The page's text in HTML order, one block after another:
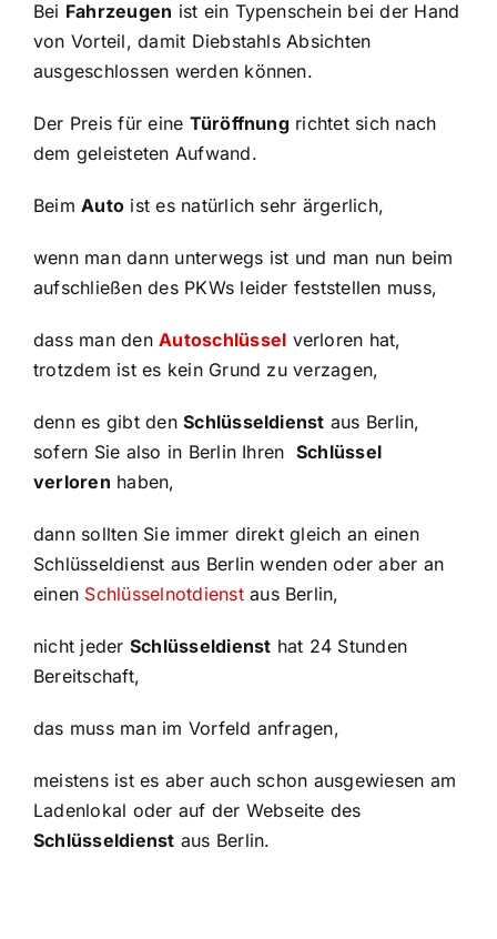
Bei Fahrzeugen ist ein Typenschein bei der Hand
von Vorteil, damit Diebstahls Absichten
ausgeschlossen werden können.
Der Preis für eine Türöffnungrichtet sich nach
dem geleisteten Aufwand.
BeimAuto ist es natürlich sehr ärgerlich,
wenn man dann unterwegs ist und man nun beim
aufschließen des PKWs leider feststellen muss,
dass man denAutoschlüssel verloren hat,
trotzdem ist es kein Grund zu verzagen,
denn es gibt denSchlüsseldienst aus Berlin,
sofern Sie also in Berlin Ihren Schlüssel
verloren haben,
dann sollten Sie immer direkt gleich an einen
Schlüsseldienst aus Berlin wenden oder aber an
einen Schlüsselnotdienstaus Berlin,
nicht jeder Schlüsseldienst hat 24 Stunden
Bereitschaft,
das muss man im Vorfeld anfragen,
meistens ist es aber auch schon ausgewiesen am
Ladenlokal oder auf der Webseite des
Schlüsseldienst aus Berlin.